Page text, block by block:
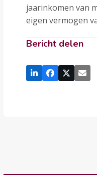
jaarinkomen van
eigen vermogen
Bericht delen